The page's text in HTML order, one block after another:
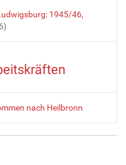
1945/46,
nach Heilbronn